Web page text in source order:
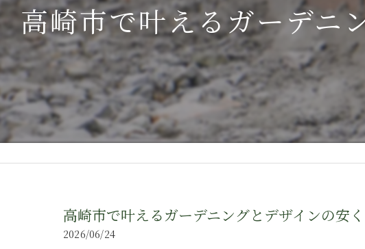
高崎市で叶えるガーデニ
高崎市で叶えるガーデニングとデザインの安
2026/06/24